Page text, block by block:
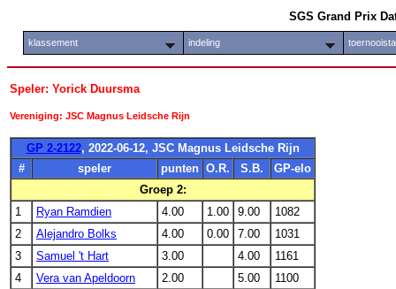
SGS Grand Prix
klassement indeling
Speler: Yorick Duursma
Vereniging: JSC Magnus Leidsche Rijn
GP 2-2122, 2022-06-12, JSC Magnus Leidsche Rijn
#
speler punten O.R. S.B.
GP-elo
Groep 2:
1
Ryan Ramdien 4.00 1.00 9.00
1082
2
Alejandro Bolks 4.00 0.00 7.00
1031
3
Samuel 't Hart 3.00 4.00
1161
4
Vera van Apeldoorn 2.00 5.00
1100